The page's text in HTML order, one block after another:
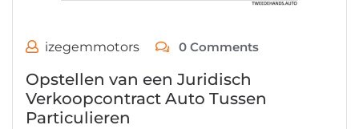
izegemmotors 0 Comments
Opstellen van een Juridisch
Verkoopcontract Auto Tussen
Particulieren